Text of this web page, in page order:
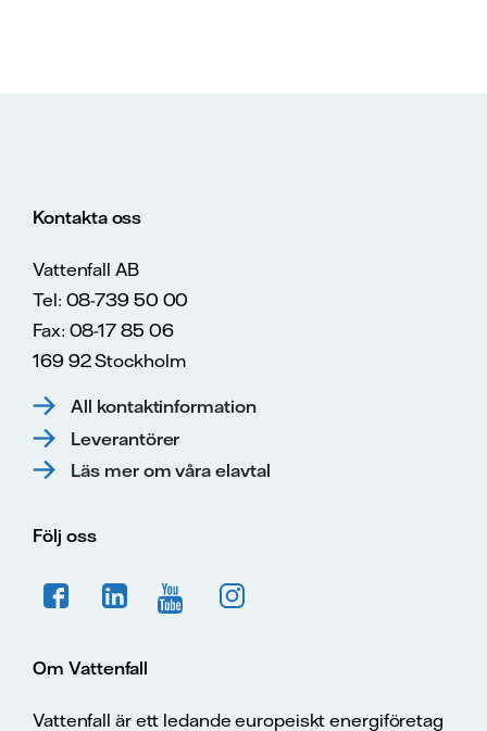
Kontakta oss
Vattenfall AB
Tel: 08-739 50 00
Fax: 08-17 85 06
169 92 Stockholm
All kontaktinformation
Leverantörer
Läs mer om våra elavtal
Följ oss
Om Vattenfall
Vattenfall är ett ledande europeiskt energiföretag